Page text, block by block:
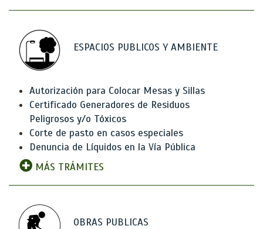
ESPACIOS PUBLICOS Y AMBIENTE
Autorización para Colocar Mesas y Sillas
Certificado Generadores de Residuos
Peligrosos y/o Tóxicos
Corte de pasto en casos especiales
Denuncia de Líquidos en la Vía Pública
MÁS TRÁMITES
OBRAS PUBLICAS